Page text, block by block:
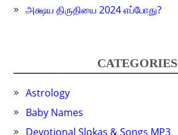
அக்ஷய திருதியை 2024 எப்போது?
CATEGORIES
Astrology
Baby Names
Devotional Slokas & Songs MP3